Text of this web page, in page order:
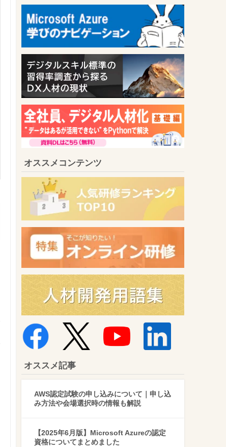
オススメコンテンツ
オススメ記事
AWS認定試験の申し込みについて｜申し込
み方法や会場選択時の情報も解説
【2025年6月版】Microsoft Azureの認定
資格についてまとめました